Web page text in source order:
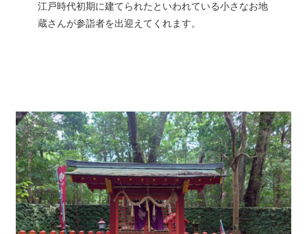
江戸時代初期に建てられたといわれている小さなお地
蔵さんが参詣者を出迎えてくれます。